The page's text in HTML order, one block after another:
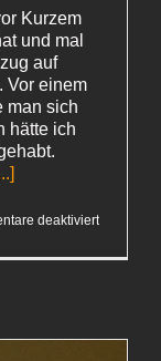
Kurzem
und mal
auf
Vor einem
man sich
hätte ich
deaktiviertfür